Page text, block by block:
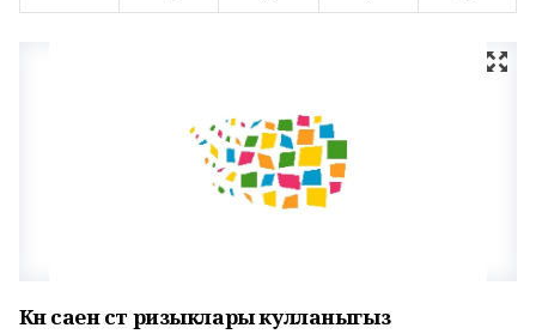
Көн саен сөт ризыклары кулланыгыз